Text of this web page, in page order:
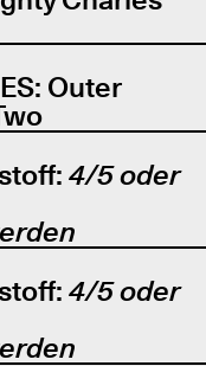
Outer
4/5 oder
4/5 oder